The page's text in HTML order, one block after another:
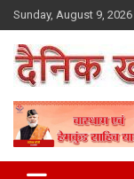
Skip
to
content
Sunday, August 9, 2026
Daily